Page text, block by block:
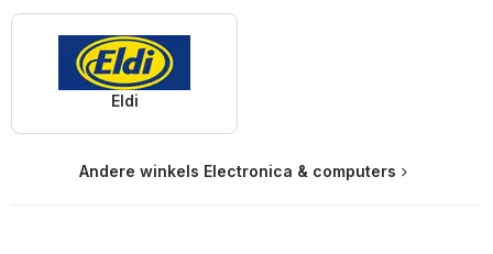
Eldi
Andere winkels Electronica & computers